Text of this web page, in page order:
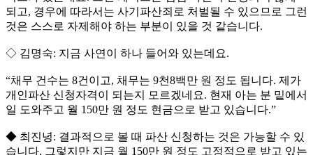
되고, 경우에 따라서는 사기파산죄로 처벌될 수 있으므로 그런
것은 스스로 자제해야 하는 부분이 있을 것 같습니다.
◇ 김명숙: 지금 사연이 하나 들어와 있는데요.
“채무 건수는 8건이고, 채무는 9천8백만 원 정도 됩니다. 제가
개인파산 신청자격이 되는지 모르겠네요. 현재 아는 분 밑에서
일 도와주고 월 150만 원 정도 현금으로 받고 있습니다.”
◆ 최진녕: 결과적으로 볼 때 파산 신청하는 것은 가능할 수 있
습니다. 그렇지만 지금 월 150만 원 정도 고정적으로 받고 있는